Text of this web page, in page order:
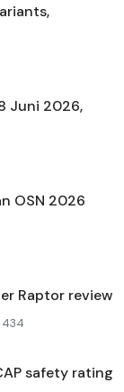
Juni 2026,
OSN 2026
Raptor review
434
safety rating